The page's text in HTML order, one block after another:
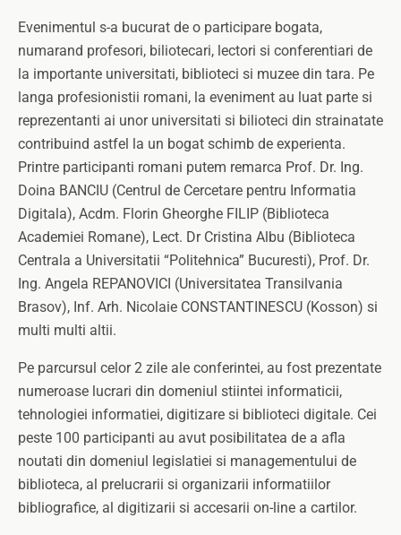
Evenimentul s-a bucurat de o participare bogata,
numarand profesori, biliotecari, lectori si conferentiari de
la importante universitati, biblioteci si muzee din tara. Pe
langa profesionistii romani, la eveniment au luat parte si
reprezentanti ai unor universitati si bilioteci din strainatate
contribuind astfel la un bogat schimb de experienta.
Printre participanti romani putem remarca Prof. Dr. Ing.
Doina BANCIU (Centrul de Cercetare pentru Informatia
Digitala), Acdm. Florin Gheorghe FILIP (Biblioteca
Academiei Romane), Lect. Dr Cristina Albu (Biblioteca
Centrala a Universitatii “Politehnica” Bucuresti), Prof. Dr.
Ing. Angela REPANOVICI (Universitatea Transilvania
Brasov), Inf. Arh. Nicolaie CONSTANTINESCU (Kosson) si
multi multi altii.
Pe parcursul celor 2 zile ale conferintei, au fost prezentate
numeroase lucrari din domeniul stiintei informaticii,
tehnologiei informatiei, digitizare si biblioteci digitale. Cei
peste 100 participanti au avut posibilitatea de a afla
noutati din domeniul legislatiei si managementului de
biblioteca, al prelucrarii si organizarii informatiilor
bibliografice, al digitizarii si accesarii on-line a cartilor.